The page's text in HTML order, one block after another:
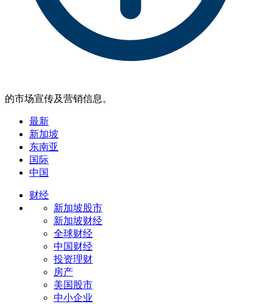
的市场宣传及营销信息。
最新
新加坡
东南亚
国际
中国
财经
新加坡股市
新加坡财经
全球财经
中国财经
投资理财
房产
美国股市
中小企业